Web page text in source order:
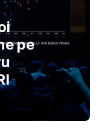
pe